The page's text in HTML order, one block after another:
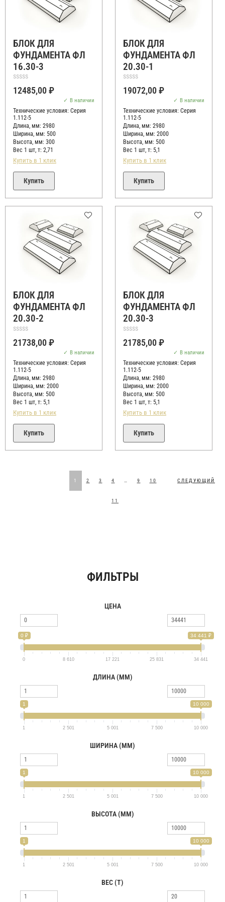
БЛОК ДЛЯ
ФУНДАМЕНТА ФЛ
16.30-3
Оценка
0
12485,00₽
В наличии
Технические условия: Серия
1.112-5
Длина, мм: 2980
Ширина, мм: 500
Высота, мм: 300
Вес 1 шт, т: 2,71
Купить в 1 клик
Купить
БЛОК ДЛЯ
ФУНДАМЕНТА ФЛ
20.30-1
Оценка
0
19072,00₽
В наличии
Технические условия: Серия
1.112-5
Длина, мм: 2980
Ширина, мм: 2000
Высота, мм: 500
Вес 1 шт, т: 5,1
Купить в 1 клик
Купить
БЛОК ДЛЯ
ФУНДАМЕНТА ФЛ
20.30-2
Оценка
0
21738,00₽
В наличии
Технические условия: Серия
1.112-5
Длина, мм: 2980
Ширина, мм: 2000
Высота, мм: 500
Вес 1 шт, т: 5,1
Купить в 1 клик
Купить
БЛОК ДЛЯ
ФУНДАМЕНТА ФЛ
20.30-3
Оценка
0
21785,00₽
В наличии
Технические условия: Серия
1.112-5
Длина, мм: 2980
Ширина, мм: 2000
Высота, мм: 500
Вес 1 шт, т: 5,1
Купить в 1 клик
Купить
1 2 3 4 9 10
11
СЛЕДУЮЩИЙ
ФИЛЬТРЫ
ЦЕНА
0 ₽ 34 441 ₽
0 8 610 17 221 25 831 34 441
ДЛИНА (ММ)
1 10 000
1 2 501 5 001 7 500 10 000
ШИРИНА (ММ)
1 10 000
1 2 501 5 001 7 500 10 000
ВЫСОТА (ММ)
1 10 000
1 2 501 5 001 7 500 10 000
ВЕС (Т)